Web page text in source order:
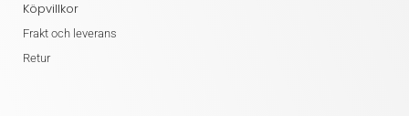
Köpvillkor
Frakt och leverans
Retur